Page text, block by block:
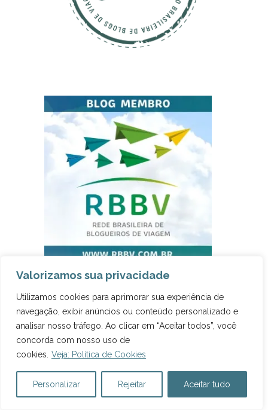
Valorizamos sua privacidade
Utilizamos cookies para aprimorar sua experiência de
navegação, exibir anúncios ou conteúdo personalizado e
analisar nosso tráfego. Ao clicar em “Aceitar todos”, você
concorda com nosso uso de
cookies. Veja: Política de Cookies
Personalizar Rejeitar Aceitar tudo
DESTAQUES NACIONAIS
10 Praias mais bonitas do Brasil
Guarulhos: Onde dormir no aeroporto
10 Cachoeiras mais bonitas do Brasil
Chapada dos Veadeiros: como chegar